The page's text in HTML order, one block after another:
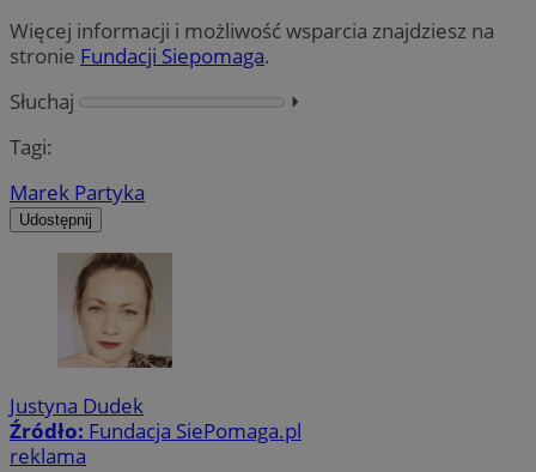
Więcej informacji i możliwość wsparcia znajdziesz na
stronie Fundacji Siepomaga.
Słuchaj
⏵︎
Tagi:
Marek Partyka
Udostępnij
Justyna Dudek
Źródło: Fundacja SiePomaga.pl
reklama